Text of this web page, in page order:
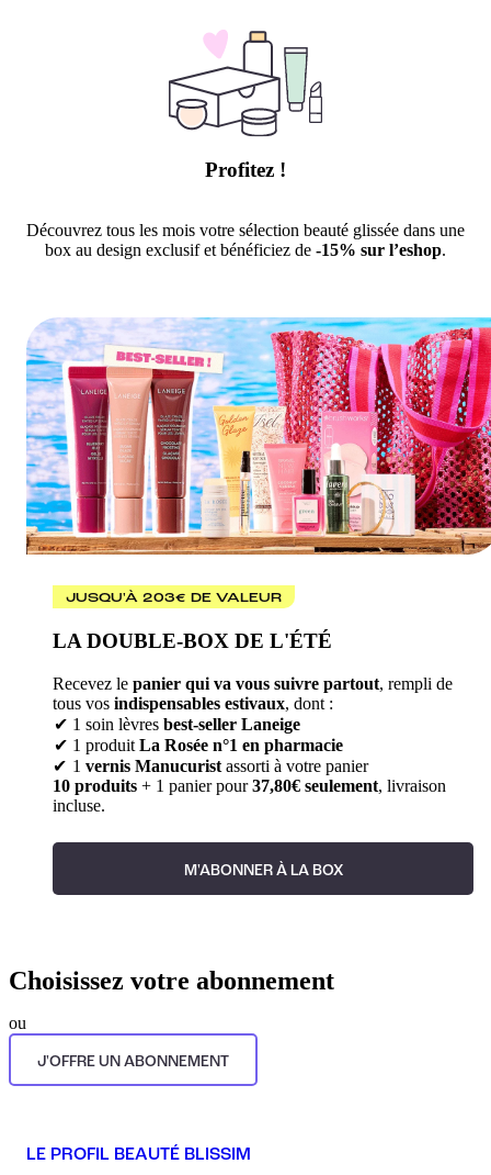
Profitez !
Découvrez tous les mois votre sélection beauté glissée dans une
box au design exclusif et bénéficiez de -15% sur l’eshop.
JUSQU'À 203€ DE VALEUR
LA DOUBLE-BOX DE L'ÉTÉ
Recevez le panier qui va vous suivre partout, rempli de
tous vos indispensables estivaux, dont :
✔ 1 soin lèvres best-seller Laneige
✔ 1 produit La Rosée n°1 en pharmacie
✔ 1 vernis Manucurist assorti à votre panier
10 produits + 1 panier pour37,80€ seulement, livraison
incluse.
M'ABONNER À LA BOX
Choisissez votre abonnement
ou
J'OFFRE UN ABONNEMENT
LE PROFIL BEAUTÉ BLISSIM